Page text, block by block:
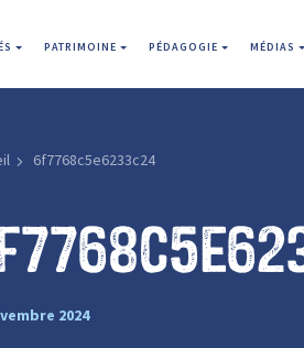
PATRIMOINE PÉDAGOGIE MÉDIAS
6f7768c5e6233c24
2024